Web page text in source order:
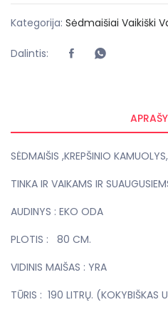
Kategorija: Sėdmaišiai Vaikiški
Dalintis:
SĖDMAIŠIS ,KREPŠINIO KAMUOLYS,
TINKA IR VAIKAMS IR
AUDINYS : EKO ODA
PLOTIS : 80 CM.
VIDINIS MAIŠAS : YRA
TŪRIS : 190 LITRŲ. (KOKYBIŠKAS